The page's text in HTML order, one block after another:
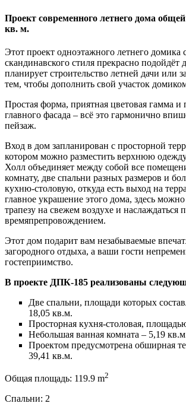
Проект современного летнего дома
кв. м.
Этот проект одноэтажного летнего домика
скандинавского стиля прекрасно подойдёт
планирует строительство летней дачи или
тем, чтобы дополнить свой участок
Простая форма, приятная цветовая гамма и
главного фасада – всё это гармонично
пейзаж.
Вход в дом запланирован с просторной
котором можно разместить верхнюю
Холл объединяет между собой все
комнату, две спальни разных размеров и
кухню-столовую, откуда есть выход на
главное украшение этого дома, здесь можно
трапезу на свежем воздухе и наслаждаться
времяпрепровождением.
Этот дом подарит вам незабываемые
загородного отдыха, а ваши гости
гостеприимство.
В проекте ДПК-185 реализованы
Две спальни, площади которых
18,05 кв.м.
Просторная кухня-столовая,
Небольшая ванная комната – 5,19
Проектом предусмотрена обширная
39,41 кв.м.
Общая площадь: 119.9 m2
Спальни: 2